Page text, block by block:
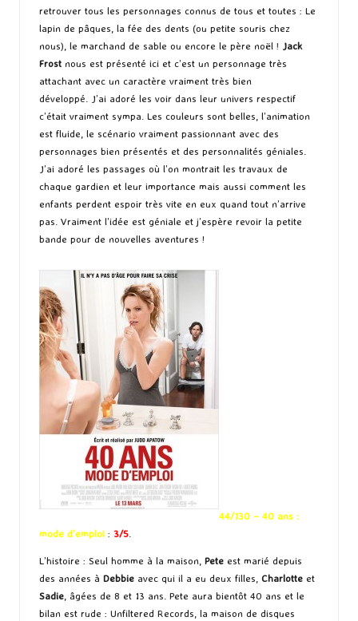
retrouver tous les personnages connus de tous et toutes : Le
lapin de pâques, la fée des dents (ou petite souris chez
nous), le marchand de sable ou encore le père noël ! Jack
Frost nous est présenté ici et c’est un personnage très
attachant avec un caractère vraiment très bien
développé. J’ai adoré les voir dans leur univers respectif
c’était vraiment sympa. Les couleurs sont belles, l’animation
est fluide, le scénario vraiment passionnant avec des
personnages bien présentés et des personnalités géniales.
J’ai adoré les passages où l’on montrait les travaux de
chaque gardien et leur importance mais aussi comment les
enfants perdent espoir très vite en eux quand tout n’arrive
pas. Vraiment l’idée est géniale et j’espère revoir la petite
bande pour de nouvelles aventures !
44/130 – 40 ans :
mode d’emploi : 3/5.
L’histoire : Seul homme à la maison, Pete est marié depuis
des années à Debbie avec qui il a eu deux filles, Charlotte et
Sadie, âgées de 8 et 13 ans. Pete aura bientôt 40 ans et le
bilan est rude : Unfiltered Records, la maison de disques